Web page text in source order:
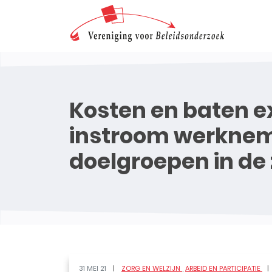
Kosten en baten
instroom
doelgroepen in de
31 MEI 21 ZORG EN WELZIJN ARBEID EN PARTICIPATIE